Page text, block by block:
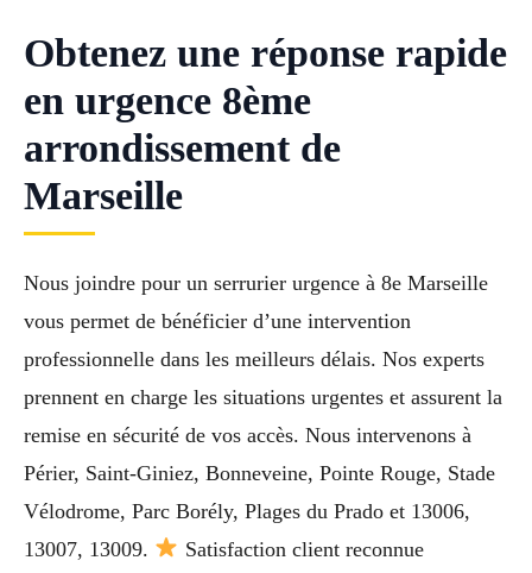
Obtenez une réponse rapide
en urgence 8ème
arrondissement de
Marseille
Nous joindre pour un serrurier urgence à 8e Marseille
vous permet de bénéficier d’une intervention
professionnelle dans les meilleurs délais. Nos experts
prennent en charge les situations urgentes et assurent la
remise en sécurité de vos accès. Nous intervenons à
Périer, Saint-Giniez, Bonneveine, Pointe Rouge, Stade
Vélodrome, Parc Borély, Plages du Prado et 13006,
13007, 13009.
Satisfaction client reconnue